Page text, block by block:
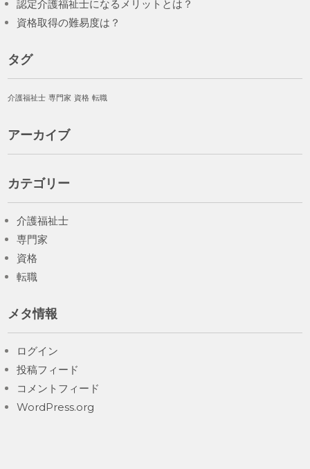
認定介護福祉士になるメリットとは？
資格取得の難易度は？
タグ
介護福祉士 専門家 資格 転職
アーカイブ
カテゴリー
介護福祉士
専門家
資格
転職
メタ情報
ログイン
投稿フィード
コメントフィード
WordPress.org